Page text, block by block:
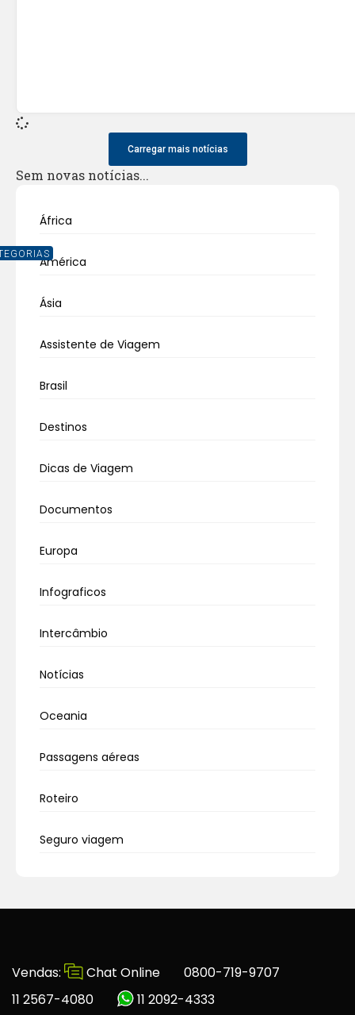
África
América
Ásia
Assistente de Viagem
Brasil
Destinos
Dicas de Viagem
Documentos
Europa
Infograficos
Intercâmbio
Notícias
Oceania
Passagens aéreas
Roteiro
Seguro viagem
Carregar mais notícias
Sem novas notícias...
Vendas: Chat Online
0800-719-9707
11 2567-4080
11 2092-4333